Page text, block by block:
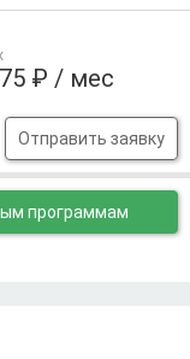
₽ / мес
Отправить заявку
программам